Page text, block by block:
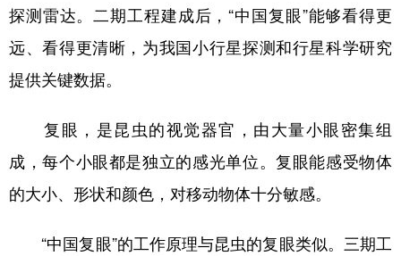
探测雷达。二期工程建成后，“中国复眼”能够看得更
远、看得更清晰，为我国小行星探测和行星科学研究
提供关键数据。
复眼，是昆虫的视觉器官，由大量小眼密集组
成，每个小眼都是独立的感光单位。复眼能感受物体
的大小、形状和颜色，对移动物体十分敏感。
“中国复眼”的工作原理与昆虫的复眼类似。三期工